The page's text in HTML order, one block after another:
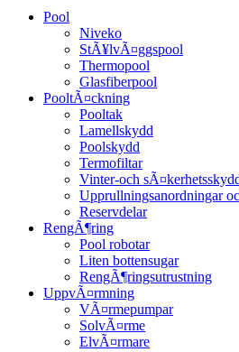
Pool
Niveko
StÃ¥lvÃ¤ggspool
Thermopool
Glasfiberpool
PooltÃ¤ckning
Pooltak
Lamellskydd
Poolskydd
Termofiltar
Vinter-och
Upprullningsanordningar
Reservdelar
RengÃ¶ring
Pool robotar
Liten bottensugar
RengÃ¶ringsutrustning
UppvÃ¤rmning
VÃ¤rmepumpar
SolvÃ¤rme
ElvÃ¤rmare